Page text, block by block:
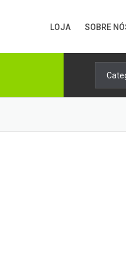
LOJA SOBRE